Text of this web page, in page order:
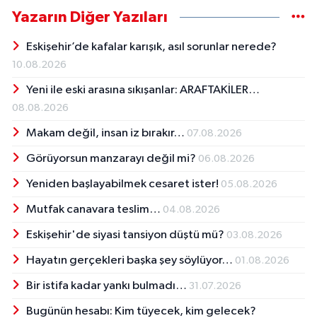
Yazarın Diğer Yazıları
Eskişehir’de kafalar karışık, asıl sorunlar nerede?
10.08.2026
Yeni ile eski arasına sıkışanlar: ARAFTAKİLER…
08.08.2026
Makam değil, insan iz bırakır… 07.08.2026
Görüyorsun manzarayı değil mi? 06.08.2026
Yeniden başlayabilmek cesaret ister! 05.08.2026
Mutfak canavara teslim… 04.08.2026
Eskişehir'de siyasi tansiyon düştü mü? 03.08.2026
Hayatın gerçekleri başka şey söylüyor… 01.08.2026
Bir istifa kadar yankı bulmadı… 31.07.2026
Bugünün hesabı: Kim tüyecek, kim gelecek?